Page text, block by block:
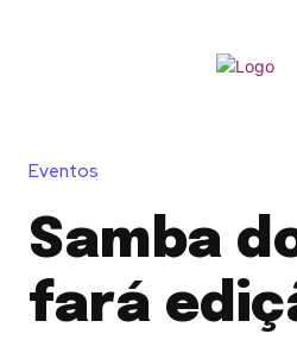
Eventos
Samba
fará